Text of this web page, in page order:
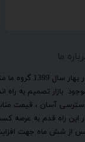
ما
​در بهار
بازار تصمیم به راه
آسان ، قیمت
این راه قدم به عرصه
از شش ماه جهت افزایش